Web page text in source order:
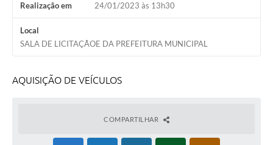
Contratos
Ouvidoria
Arquivos para Download
Realização em 24/01/2023 às 13h30
Local
SALA DE LICITAÇÃOE DA PREFEITURA MUNICIPAL
AQUISIÇÃO DE VEÍCULOS
COMPARTILHAR